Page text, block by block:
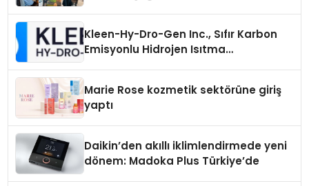
Kleen-Hy-Dro-Gen Inc., Sıfır Karbon
Emisyonlu Hidrojen Isıtma
Marie Rose kozmetik sektörüne giriş
yaptı
Daikin’den akıllı iklimlendirmede yeni
dönem: Madoka Plus Türkiye’de